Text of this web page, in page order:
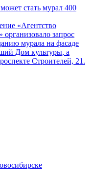
стать мурал 400
«Агентство
запрос
мурала на фасаде
Дом культуры, а
Строителей, 21.